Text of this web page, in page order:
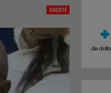
SOCIÉTÉ